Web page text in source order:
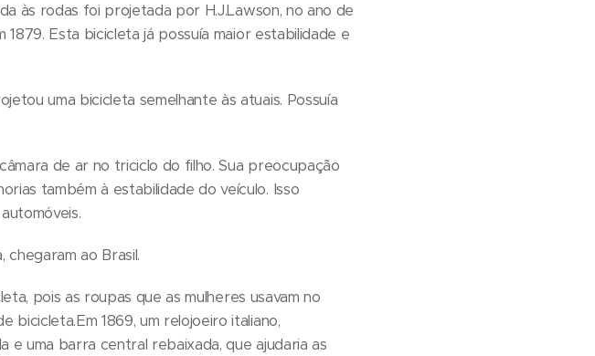
às rodas foi projetada por H.J.Lawson, no ano de
Esta bicicleta já possuía maior estabilidade e
uma bicicleta semelhante às atuais. Possuía
de ar no triciclo do filho. Sua preocupação
também à estabilidade do veículo. Isso
chegaram ao Brasil.
pois as roupas que as mulheres usavam no
1869, um relojoeiro italiano,
e uma barra central rebaixada, que ajudaria as